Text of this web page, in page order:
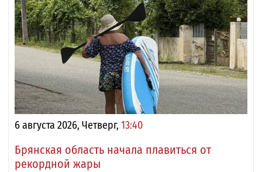
6 августа 2026, Четверг, 13:40
Брянская область начала плавиться от
рекордной жары